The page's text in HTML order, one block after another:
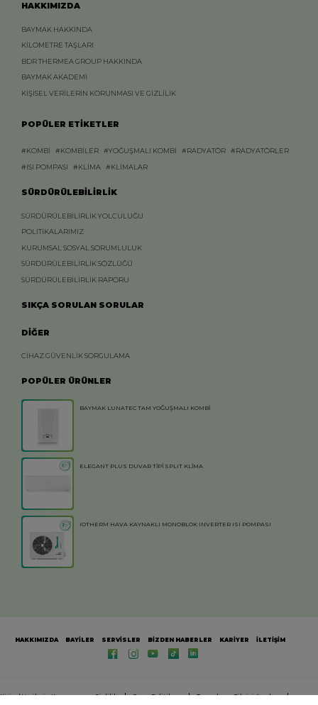
HAKKIMIZDA
BAYMAK HAKKINDA
KİLOMETRE TAŞLARI
BDR THERMEA GROUP HAKKINDA
BAYMAK AKADEMİ
KİŞİSEL VERİLERİN KORUNMASI VE GİZLİLİK
POPÜLER ETİKETLER
#KOMBİ #KOMBİLER #YOĞUŞMALI KOMBİ #RADYATÖR #RADYATÖRLER
#ISI POMPASI #KLİMA #KLİMALAR
SÜRDÜRÜLEBİLİRLİK
SÜRDÜRÜLEBİLİRLİK YOLCULUĞU
POLİTİKALARIMIZ
KURUMSAL SOSYAL SORUMLULUK
SÜRDÜRÜLEBİLİRLİK SÖZLÜĞÜ
SÜRDÜRÜLEBİLİRLİK RAPORU
SIKÇA SORULAN SORULAR
DİĞER
CİHAZ GÜVENLİK SORGULAMA
POPÜLER ÜRÜNLER
BAYMAK LUNATEC TAM YOĞUŞMALI KOMBİ
ELEGANT PLUS DUVAR TİPİ SPLIT KLİMA
IOTHERM HAVA KAYNAKLI MONOBLOK INVERTER ISI POMPASI
HAKKIMIZDA BAYİLER SERVİSLER BİZDEN HABERLER KARİYER İLETİŞİM
Kişisel Verilerin Korunması ve Gizlilik Çerez Politikası
Tanımlama Bilgisi Ayarları